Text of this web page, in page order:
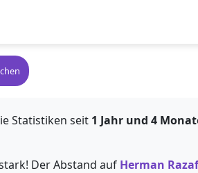
Statistiken seit 1 Jahr und 4
Der Abstand auf Herman